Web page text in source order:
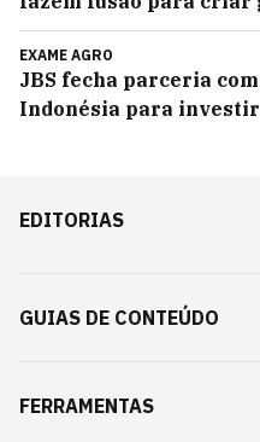
EXAME AGRO
JBS fecha parceria
Indonésia para investir
EDITORIAS
GUIAS DE CONTEÚDO
FERRAMENTAS